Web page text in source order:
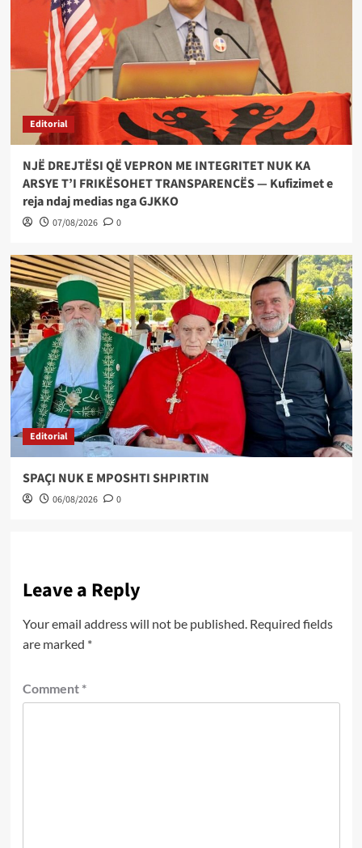
Editorial
NJË DREJTËSI QË VEPRON ME INTEGRITET NUK KA
ARSYE T’I FRIKËSOHET TRANSPARENCËS — Kufizimet e
reja ndaj medias nga GJKKO
07/08/2026 0
Editorial
SPAÇI NUK E MPOSHTI SHPIRTIN
06/08/2026 0
Leave a Reply
Your email address will not be published. Required fields
are marked *
Comment *